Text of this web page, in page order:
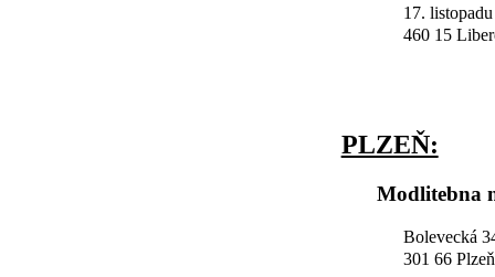
17.
460 15
PLZEŇ:
Modlitebna
Bolevecká
301 66 Plzeň